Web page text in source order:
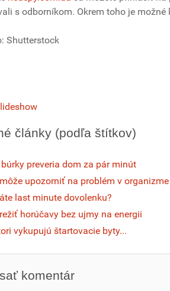
s odborníkom. Okrem toho je
Shutterstock
články (podľa štítkov)
preveria dom za pár minút
upozorniť na problém v organizme
last minute dovolenku?
horúčavy bez ujmy na energii
vykupujú štartovacie byty...
komentár